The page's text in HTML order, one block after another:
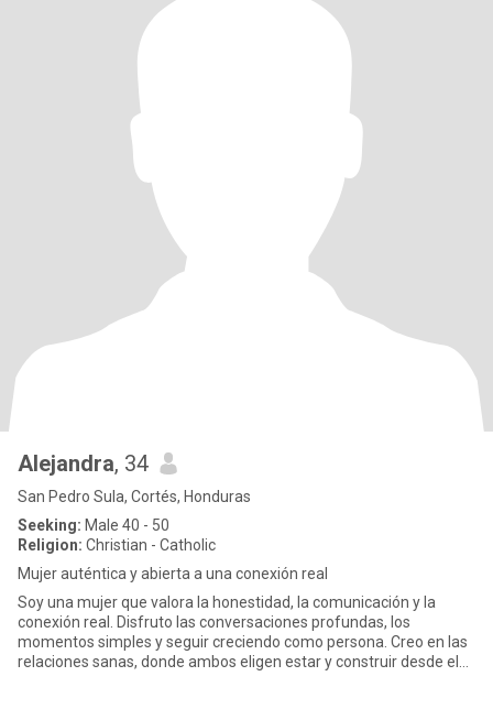
Alejandra, 34
San Pedro Sula, Cortés, Honduras
Seeking: Male 40 - 50
Religion: Christian - Catholic
Mujer auténtica y abierta a una conexión real
Soy una mujer que valora la honestidad, la comunicación y la
conexión real. Disfruto las conversaciones profundas, los
momentos simples y seguir creciendo como persona. Creo en las
relaciones sanas, donde ambos eligen estar y construir desde el